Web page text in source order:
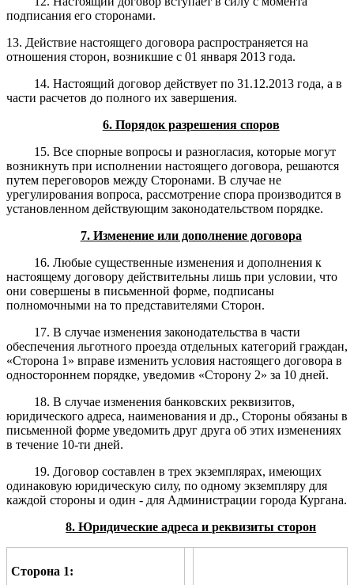
подписания его сторонами.
13. Действие настоящего договора распространяется на
отношения сторон, возникшие с 01 января 2013 года.
14. Настоящий договор действует по 31.12.2013 года, а в
части расчетов до полного их завершения.
6. Порядок разрешения споров
15. Все спорные вопросы и разногласия, которые могут
возникнуть при исполнении настоящего договора, решаются
путем переговоров между Сторонами. В случае не
урегулирования вопроса, рассмотрение спора производится в
установленном действующим законодательством порядке.
7. Изменение или дополнение договора
16. Любые существенные изменения и дополнения к
настоящему договору действительны лишь при условии, что
они совершены в письменной форме, подписаны
полномочными на то представителями Сторон.
17. В случае изменения законодательства в части
обеспечения льготного проезда отдельных категорий граждан,
«Сторона 1» вправе изменить условия настоящего договора в
одностороннем порядке, уведомив «Сторону 2» за 10 дней.
18. В случае изменения банковских реквизитов,
юридического адреса, наименования и др., Стороны обязаны в
письменной форме уведомить друг друга об этих изменениях
в течение 10-ти дней.
19. Договор составлен в трех экземплярах, имеющих
одинаковую юридическую силу, по одному экземпляру для
каждой стороны и один - для Администрации города Кургана.
8. Юридические адреса и реквизиты сторон
Сторона 1: